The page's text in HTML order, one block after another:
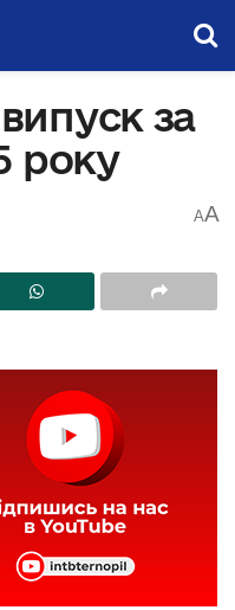
за
року
AA